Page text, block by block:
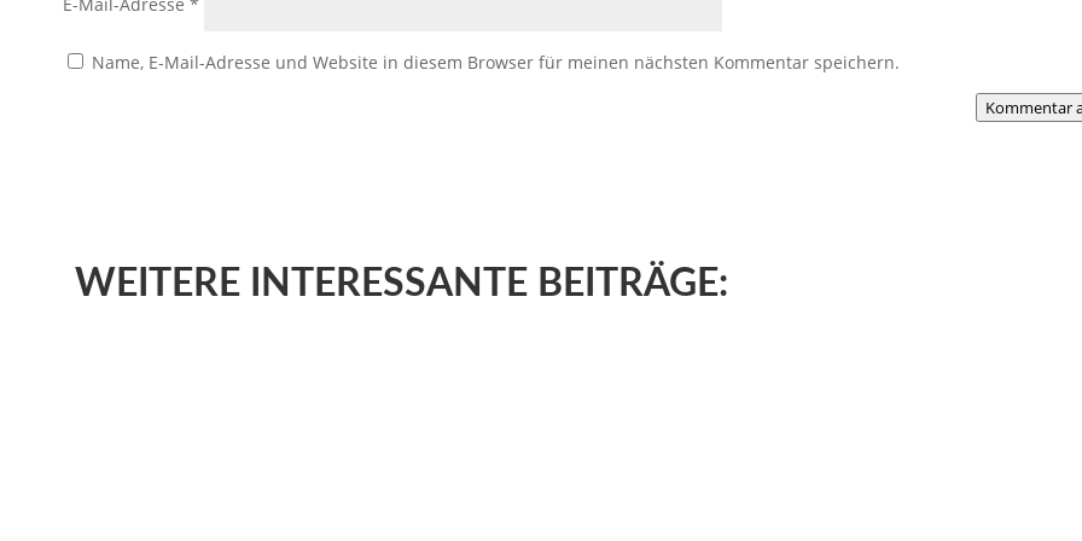
Name, E-Mail-Adresse und Website in diesem Browser für meinen nächsten Kommentar speichern.
Kommentar
WEITERE INTERESSANTE BEITRÄGE: